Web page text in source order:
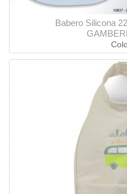
Babero Silicona